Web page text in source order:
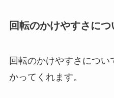
回転のかけやすさにつ
回転のかけやすさにつ
かってくれます。